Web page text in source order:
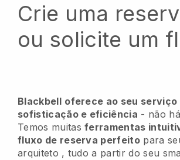
Crie uma
ou solicite um
Blackbell oferece ao seu serviço
sofisticação e eficiência - não
Temos muitasferramentas
fluxo de reserva perfeito para
arquiteto , tudo a partir do seu